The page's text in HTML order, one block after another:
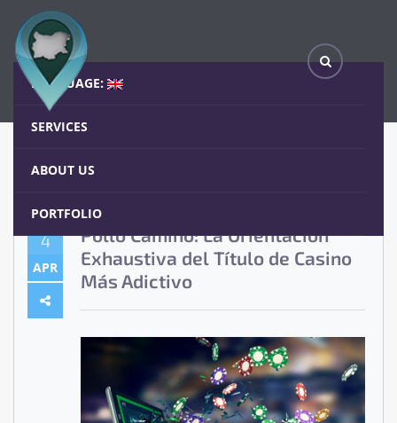
LANGUAGE:
SERVICES
ABOUT US
PORTFOLIO
Home Blog
4
APR
Pollo Camino: La Orientación
Exhaustiva del Título de Casino
Más Adictivo